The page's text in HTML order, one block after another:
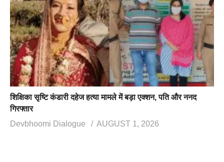
शिक्षिका सृष्टि कंडारी दहेज हत्या मामले में बड़ा एक्शन, पति और ननद
गिरफ्तार
Devbhoomi Dialogue
AUGUST 1, 2026